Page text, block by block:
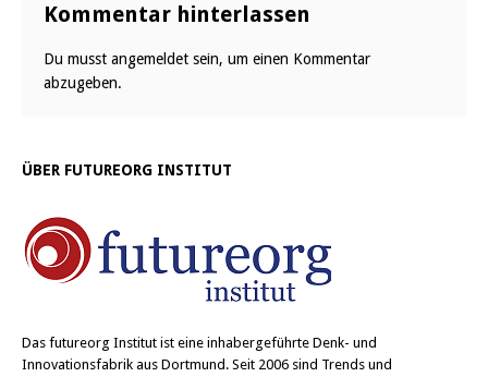
Kommentar hinterlassen
Du musst angemeldet sein, um einen Kommentar
abzugeben.
ÜBER FUTUREORG INSTITUT
Das futureorg Institut ist eine inhabergeführte Denk- und
Innovationsfabrik aus Dortmund. Seit 2006 sind Trends und